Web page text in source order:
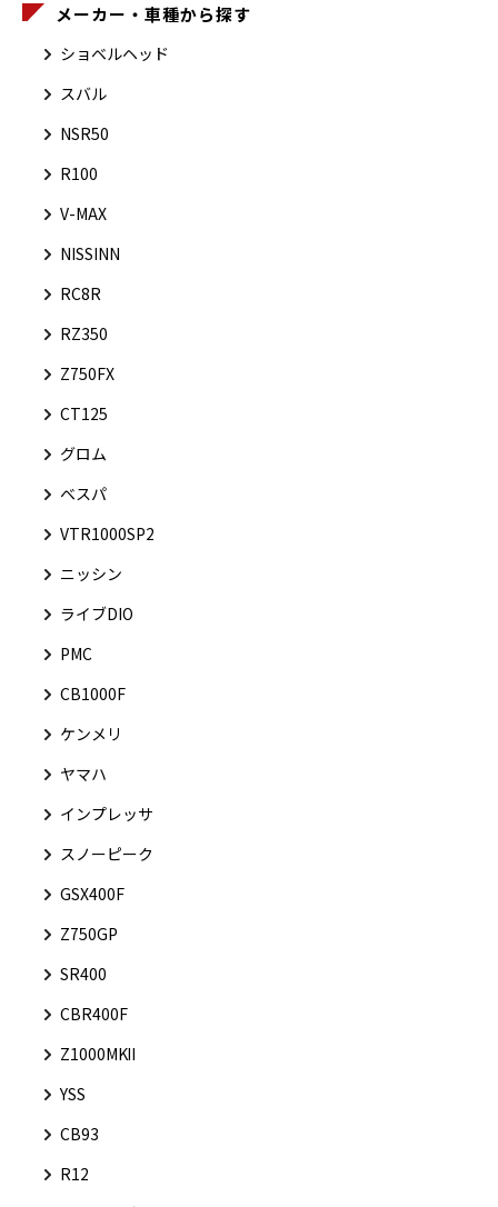
メーカー・車種から探す
ショベルヘッド
スバル
NSR50
R100
V-MAX
NISSINN
RC8R
RZ350
Z750FX
CT125
グロム
ベスパ
VTR1000SP2
ニッシン
ライブDIO
PMC
CB1000F
ケンメリ
ヤマハ
インプレッサ
スノーピーク
GSX400F
Z750GP
SR400
CBR400F
Z1000MKⅡ
YSS
CB93
R12